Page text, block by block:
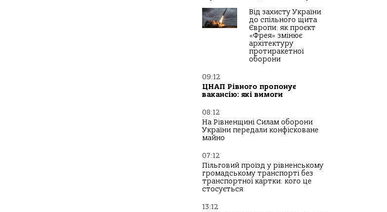
Від захисту України
до спільного щита
Європи: як проєкт
«Фрея» змінює
архітектуру
протиракетної
оборони
09:12
ЦНАП Рівного пропонує
вакансію: які вимоги
08:12
На Рівненщині Силам оборони
України передали конфісковане
майно
07:12
Пільговий проїзд у рівненському
громадському транспорті без
транспортної картки: кого це
стосується
13:12